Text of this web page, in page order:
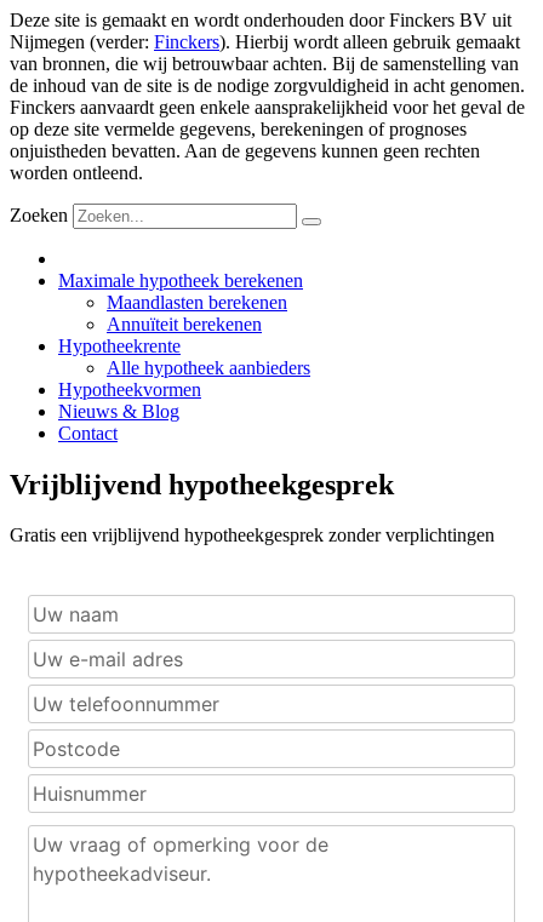
Deze site is gemaakt en wordt onderhouden door Finckers BV uit
Nijmegen (verder: Finckers). Hierbij wordt alleen gebruik gemaakt
van bronnen, die wij betrouwbaar achten. Bij de samenstelling van
de inhoud van de site is de nodige zorgvuldigheid in acht genomen.
Finckers aanvaardt geen enkele aansprakelijkheid voor het geval de
op deze site vermelde gegevens, berekeningen of prognoses
onjuistheden bevatten. Aan de gegevens kunnen geen rechten
worden ontleend.
Zoeken
Maximale hypotheek berekenen
Maandlasten berekenen
Annuïteit berekenen
Hypotheekrente
Alle hypotheek aanbieders
Hypotheekvormen
Nieuws & Blog
Contact
Vrijblijvend hypotheekgesprek
Gratis een vrijblijvend hypotheekgesprek zonder verplichtingen